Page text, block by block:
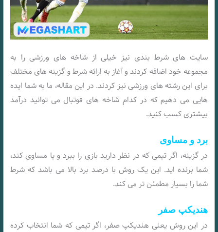
سایت های شرط بندی نیز خیلی از شاخه های ورزشی را به
مجموعه خود اضافه کردند و آغاز به ارائه شرط و گزینه های مختلف
برای این رشته های ورزشی نیز کردند. در این مقاله، ما به شما ایده
هایی می دهیم که در کدام شاخه های فوتبال می توانید درآمد
بیشتری کسب کنید.
برد و مساوی
در گزینه، اگر تیمی که در نظر دارید بازی را ببرد و یا مساوی کند،
شما برنده اید. این یک روش با درصد برد بالا می باشد که شرط
شما را بسیار مطمئن تر می کند.
هندیکپ صفر
در این روش یعنی هندیکپ صفر، اگر تیمی که شما انتخاب کرده